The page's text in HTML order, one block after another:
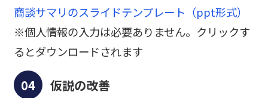
商談サマリのスライドテンプレート（ppt形式）
※個人情報の入力は必要ありません。クリックす
るとダウンロードされます
仮説の改善